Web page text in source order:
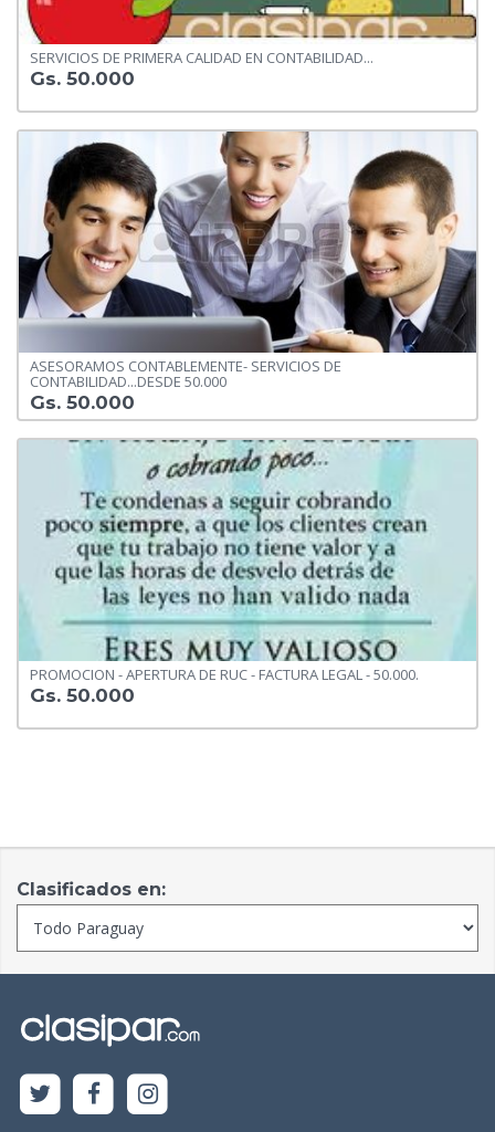
SERVICIOS DE PRIMERA CALIDAD EN CONTABILIDAD...
Gs. 50.000
ASESORAMOS CONTABLEMENTE- SERVICIOS DE
CONTABILIDAD...DESDE 50.000
Gs. 50.000
PROMOCION - APERTURA DE RUC - FACTURA LEGAL - 50.000.
Gs. 50.000
Clasificados en: